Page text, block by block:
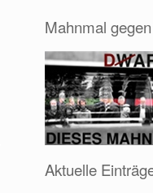
Mahnmal
Aktuelle